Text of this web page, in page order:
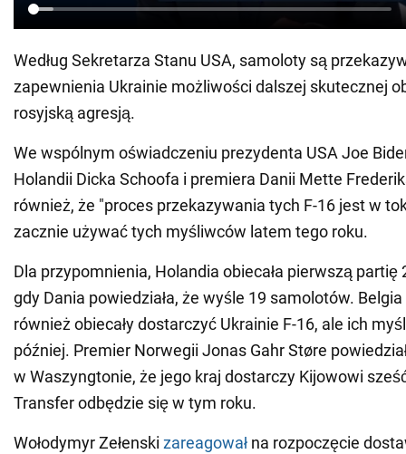
Według Sekretarza Stanu USA, samoloty są
zapewnienia Ukrainie możliwości dalszej skutecznej
rosyjską agresją.
We wspólnym oświadczeniu prezydenta USA Joe
Holandii Dicka Schoofa i premiera Danii Mette
również, że "proces przekazywania tych F-16 jest w
zacznie używać tych myśliwców latem tego roku.
Dla przypomnienia, Holandia obiecała pierwszą partię
gdy Dania powiedziała, że wyśle 19 samolotów.
również obiecały dostarczyć Ukrainie F-16, ale ich
później. Premier Norwegii Jonas Gahr Støre
w Waszyngtonie, że jego kraj dostarczy Kijowowi
Transfer odbędzie się w tym roku.
Wołodymyr Zełenski zareagował na rozpoczęcie